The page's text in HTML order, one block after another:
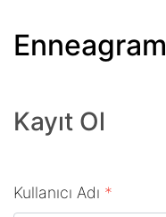
Enneagram
Kayıt Ol
Kullanıcı Adı *